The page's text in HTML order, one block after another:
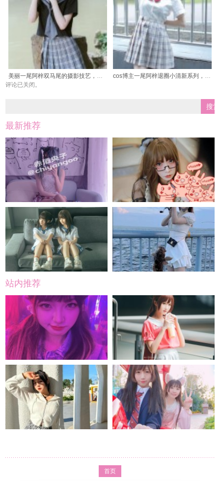
评论已关闭。
最新推荐
站内推荐
首页